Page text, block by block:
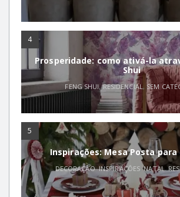
4
Prosperidade: como ativá-la
Shui
FENG SHUI,RESIDENCIAL ,SEM
5
Inspirações: Mesa Posta
DECORAÇÃO,INSPIRAÇÕES ,NATAL,